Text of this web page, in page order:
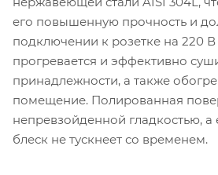
его повышенную прочность и
подключении к розетке на 220
прогревается и эффективно
принадлежности, а также
помещение. Полированная
непревзойденной гладкостью, а
блеск не тускнеет со временем.